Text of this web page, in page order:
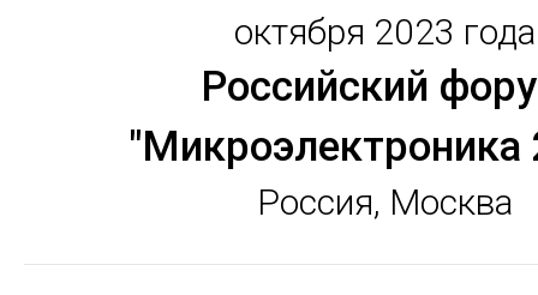
октября 2023 года
Российский
"Микроэлектроника
Россия, Москва